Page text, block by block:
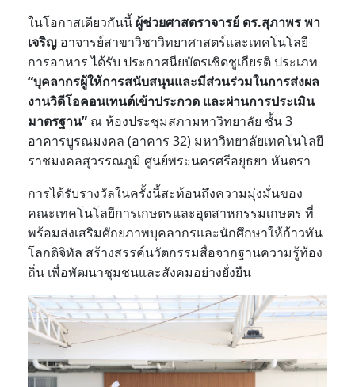
ในโอกาสเดียวกันนี้ ผู้ช่วยศาสตราจารย์ ดร.สุภาพร พา
เจริญ อาจารย์สาขาวิชาวิทยาศาสตร์และเทคโนโลยี
การอาหาร ได้รับ ประกาศนียบัตรเชิดชูเกียรติ ประเภท
“บุคลากรผู้ให้การสนับสนุนและมีส่วนร่วมในการส่งผล
งานวิดีโอคอนเทนต์เข้าประกวด และผ่านการประเมิน
มาตรฐาน” ณ ห้องประชุมสภามหาวิทยาลัย ชั้น 3
อาคารบูรณมงคล (อาคาร 32) มหาวิทยาลัยเทคโนโลยี
ราชมงคลสุวรรณภูมิ ศูนย์พระนครศรีอยุธยา หันตรา
การได้รับรางวัลในครั้งนี้สะท้อนถึงความมุ่งมั่นของ
คณะเทคโนโลยีการเกษตรและอุตสาหกรรมเกษตร ที่
พร้อมส่งเสริมศักยภาพบุคลากรและนักศึกษาให้ก้าวทัน
โลกดิจิทัล สร้างสรรค์นวัตกรรมสื่อจากฐานความรู้ท้อง
ถิ่น เพื่อพัฒนาชุมชนและสังคมอย่างยั่งยืน